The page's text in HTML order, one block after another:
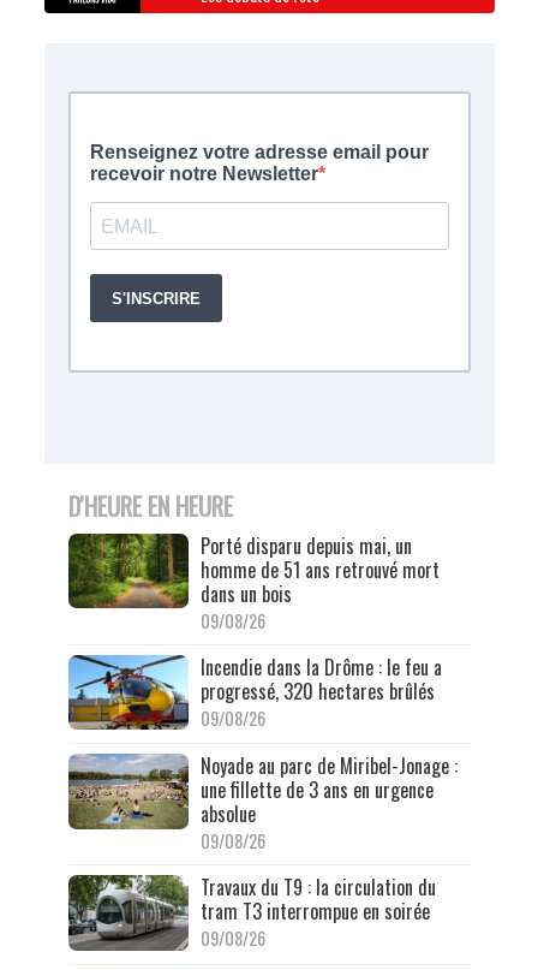
D'HEURE EN HEURE
Porté disparu depuis mai, un
homme de 51 ans retrouvé mort
dans un bois
09/08/26
Incendie dans la Drôme : le feu a
progressé, 320 hectares brûlés
09/08/26
Noyade au parc de Miribel-Jonage :
une fillette de 3 ans en urgence
absolue
09/08/26
Travaux du T9 : la circulation du
tram T3 interrompue en soirée
09/08/26